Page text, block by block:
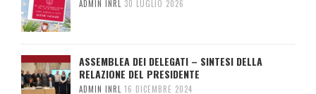
ADMIN INRL 30 LUGLIO 2026
ASSEMBLEA DEI DELEGATI – SINTESI DELLA
RELAZIONE DEL PRESIDENTE
ADMIN INRL 16 DICEMBRE 2024